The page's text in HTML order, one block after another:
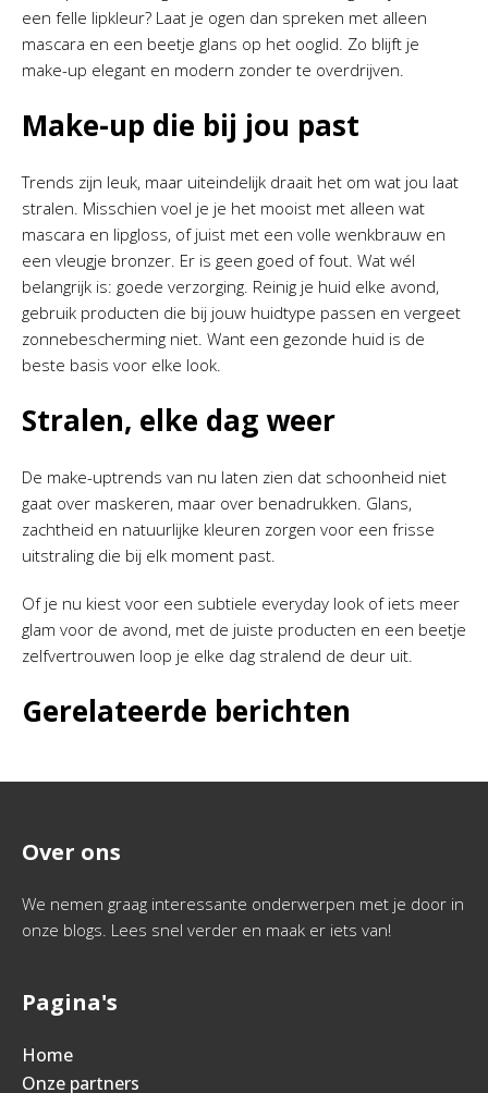
een felle lipkleur? Laat je ogen dan spreken met alleen
mascara en een beetje glans op het ooglid. Zo blijft je
make-up elegant en modern zonder te overdrijven.
Make-up die bij jou past
Trends zijn leuk, maar uiteindelijk draait het om wat jou laat
stralen. Misschien voel je je het mooist met alleen wat
mascara en lipgloss, of juist met een volle wenkbrauw en
een vleugje bronzer. Er is geen goed of fout. Wat wél
belangrijk is: goede verzorging. Reinig je huid elke avond,
gebruik producten die bij jouw huidtype passen en vergeet
zonnebescherming niet. Want een gezonde huid is de
beste basis voor elke look.
Stralen, elke dag weer
De make-uptrends van nu laten zien dat schoonheid niet
gaat over maskeren, maar over benadrukken. Glans,
zachtheid en natuurlijke kleuren zorgen voor een frisse
uitstraling die bij elk moment past.
Of je nu kiest voor een subtiele everyday look of iets meer
glam voor de avond, met de juiste producten en een beetje
zelfvertrouwen loop je elke dag stralend de deur uit.
Gerelateerde berichten
Over ons
We nemen graag interessante onderwerpen met je door in
onze blogs. Lees snel verder en maak er iets van!
Pagina's
Home
Onze partners